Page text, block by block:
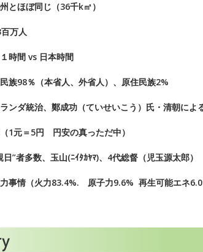
州とほぼ同じ（36千k㎡）
万人
時間 vs 日本時間
族98％（本省人、外省人）、原住民族2%
ンダ統治、鄭成功（ていせいこう）氏・清朝によ
1元＝5円 円安の真っただ中）
日”者多数、玉山(ﾆｲﾀｶﾔﾏ)、4代総督（児玉源太郎）
力83.4%. 原子力9.6% 再生可能エネ6.0%